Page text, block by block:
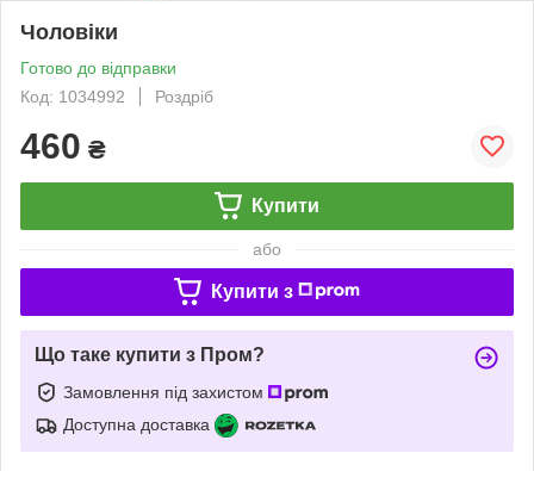
Чоловіки
Готово до відправки
Код: 1034992
Роздріб
460 ₴
Купити
або
Купити з
Що таке купити з Пром?
Замовлення під захистом
Доступна доставка